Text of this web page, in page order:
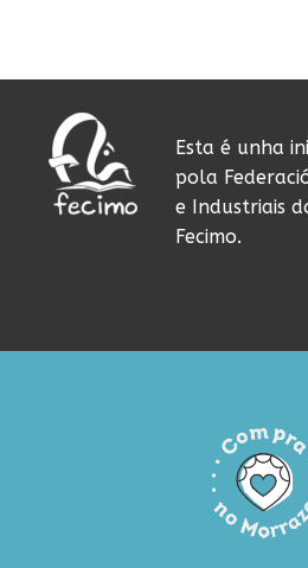
Esta é unha
pola
e Industriais
Fecimo.